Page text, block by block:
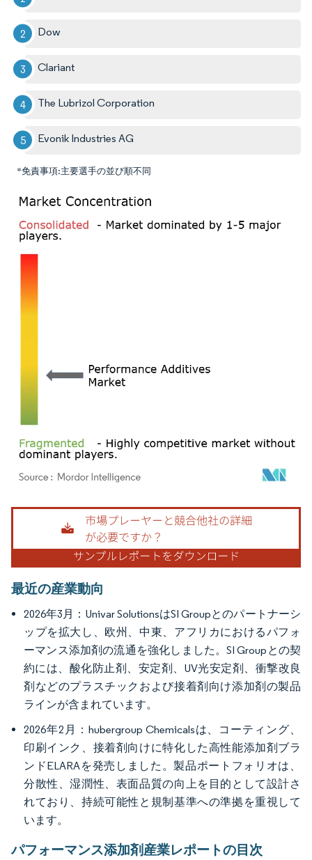
Dow
Clariant
The Lubrizol Corporation
Evonik Industries AG
*免責事項:主要選手の並び順不同
画像 © Mordor Intelligence。再利用にはCC BY 4.0の表示が必要です。
最近の産業動向
2026年3月：Univar SolutionsはSI Groupとのパートナーシ
ップを拡大し、欧州、中東、アフリカにおけるパフォ
ーマンス添加剤の流通を強化しました。SI Groupとの契
約には、酸化防止剤、安定剤、UV光安定剤、衝撃改良
剤などのプラスチックおよび接着剤向け添加剤の製品
ラインが含まれています。
2026年2月：hubergroup Chemicalsは、コーティング、
印刷インク、接着剤向けに特化した高性能添加剤ブラ
ンドELARAを発売しました。製品ポートフォリオは、
分散性、湿潤性、表面品質の向上を目的として設計さ
れており、持続可能性と規制基準への準拠を重視して
います。
パフォーマンス添加剤産業レポートの目次